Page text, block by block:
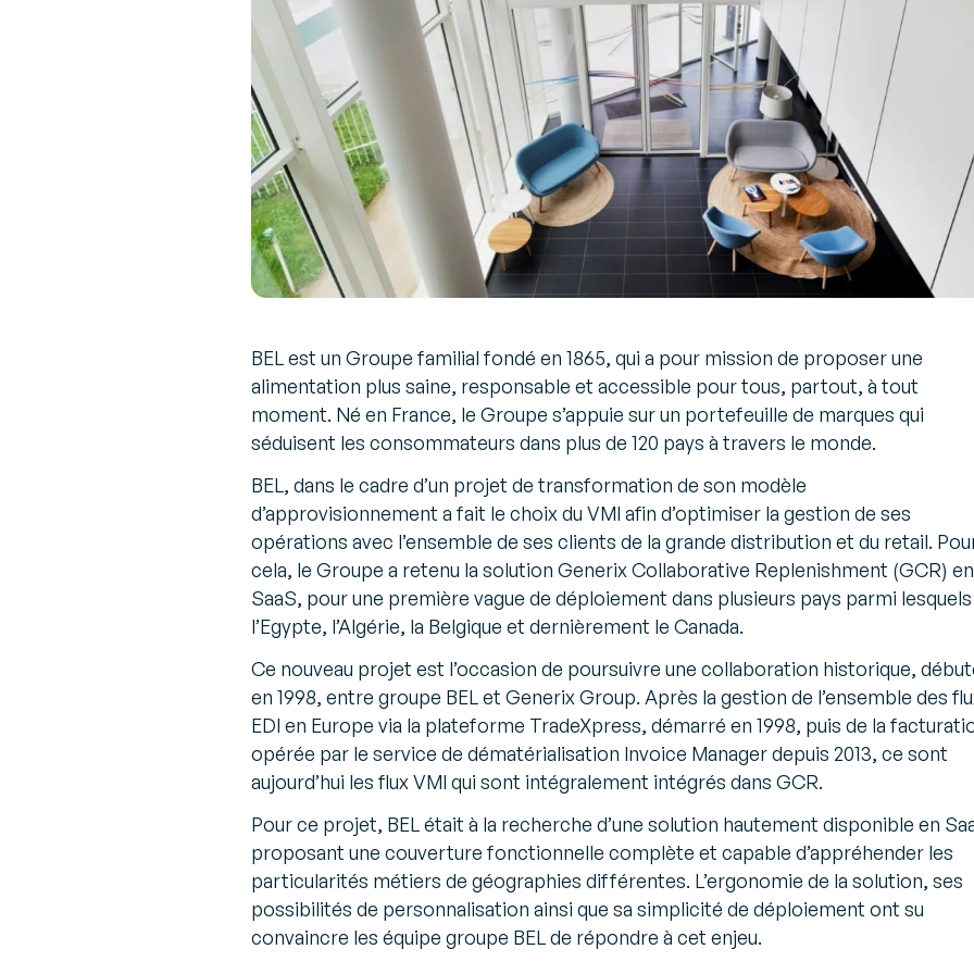
BEL est un Groupe familial fondé en 1865, qui a pour mission de proposer une
alimentation plus saine, responsable et accessible pour tous, partout, à tout
moment. Né en France, le Groupe s’appuie sur un portefeuille de marques qui
séduisent les consommateurs dans plus de 120 pays à travers le monde.
BEL, dans le cadre d’un projet de transformation de son modèle
d’approvisionnement a fait le choix du VMI afin d’optimiser la gestion de ses
opérations avec l’ensemble de ses clients de la grande distribution et du retail.
cela, le Groupe a retenu la solution Generix Collaborative Replenishment (GCR) en
SaaS, pour une première vague de déploiement dans plusieurs pays parmi lesquels
l’Egypte, l’Algérie, la Belgique et dernièrement le Canada.
Ce nouveau projet est l’occasion de poursuivre une collaboration historique,
en 1998, entre groupe BEL et Generix Group. Après la gestion de l’ensemble des
EDI en Europe via la plateforme TradeXpress, démarré en 1998, puis de la
opérée par le service de dématérialisation Invoice Manager depuis 2013, ce sont
aujourd’hui les flux VMI qui sont intégralement intégrés dans GCR.
Pour ce projet, BEL était à la recherche d’une solution hautement disponible en
proposant une couverture fonctionnelle complète et capable d’appréhender les
particularités métiers de géographies différentes. L’ergonomie de la solution, ses
possibilités de personnalisation ainsi que sa simplicité de déploiement ont su
convaincre les équipe groupe BEL de répondre à cet enjeu.